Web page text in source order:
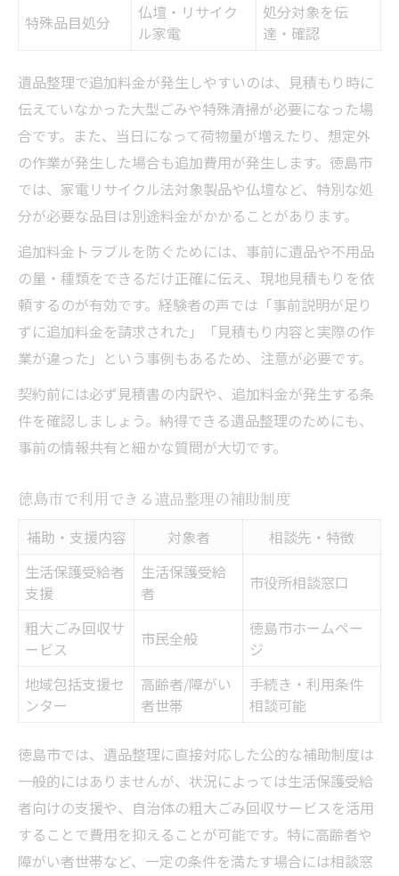
特殊品目処分
仏壇・リサイク
ル家電
処分対象を伝
達・確認
遺品整理で追加料金が発生しやすいのは、見積もり時に
伝えていなかった大型ごみや特殊清掃が必要になった場
合です。また、当日になって荷物量が増えたり、想定外
の作業が発生した場合も追加費用が発生します。徳島市
では、家電リサイクル法対象製品や仏壇など、特別な処
分が必要な品目は別途料金がかかることがあります。
追加料金トラブルを防ぐためには、事前に遺品や不用品
の量・種類をできるだけ正確に伝え、現地見積もりを依
頼するのが有効です。経験者の声では「事前説明が足り
ずに追加料金を請求された」「見積もり内容と実際の作
業が違った」という事例もあるため、注意が必要です。
契約前には必ず見積書の内訳や、追加料金が発生する条
件を確認しましょう。納得できる遺品整理のためにも、
事前の情報共有と細かな質問が大切です。
徳島市で利用できる遺品整理の補助制度
補助・支援内容 対象者
相談先・特徴
生活保護受給者
支援
生活保護受給
者
市役所相談窓口
粗大ごみ回収サ
ービス
市民全般
徳島市ホームペー
ジ
地域包括支援セ
ンター
高齢者/障がい
者世帯
手続き・利用条件
相談可能
徳島市では、遺品整理に直接対応した公的な補助制度は
一般的にはありませんが、状況によっては生活保護受給
者向けの支援や、自治体の粗大ごみ回収サービスを活用
することで費用を抑えることが可能です。特に高齢者や
障がい者世帯など、一定の条件を満たす場合には相談窓